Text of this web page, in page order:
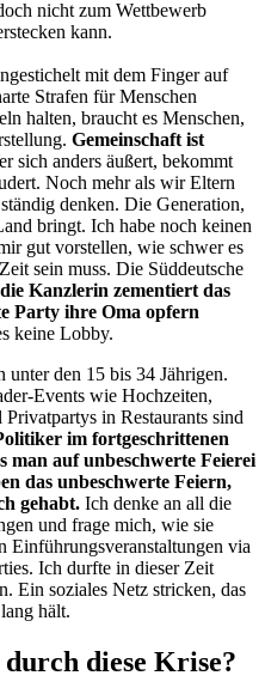
nicht zum Wettbewerb
kann.
mit dem Finger auf
Strafen für Menschen
halten, braucht es Menschen,
Gemeinschaft ist
sich anders äußert, bekommt
Noch mehr als wir Eltern
denken. Die Generation,
bringt. Ich habe noch keinen
gut vorstellen, wie schwer es
sein muss. Die Süddeutsche
Kanzlerin zementiert das
Party ihre Oma opfern
keine Lobby.
unter den 15 bis 34 Jährigen.
Events wie Hochzeiten,
in Restaurants sind
im fortgeschrittenen
man auf unbeschwerte Feierei
das unbeschwerte Feiern,
gehabt. Ich denke an all die
und frage mich, wie sie
Einführungsveranstaltungen via
Ich durfte in dieser Zeit
Ein soziales Netz stricken, das
hält.
diese Krise?